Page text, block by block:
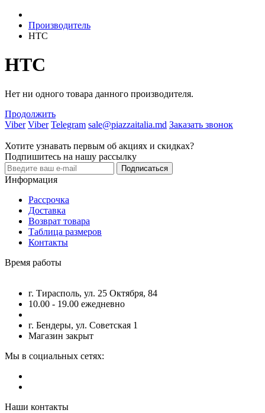
Производитель
HTC
HTC
Нет ни одного товара данного производителя.
Продолжить
Viber Viber Telegram sale@piazzaitalia.md Заказать звонок
Хотите узнавать первым об акциях и скидках?
Подпишитесь на нашу рассылку
Подписаться
Информация
Рассрочка
Доставка
Возврат товара
Таблица размеров
Контакты
Время работы
г. Тирасполь, ул. 25 Октября, 84
10.00 - 19.00 ежедневно
г. Бендеры, ул. Советская 1
Магазин закрыт
Мы в социальных сетях:
Наши контакты